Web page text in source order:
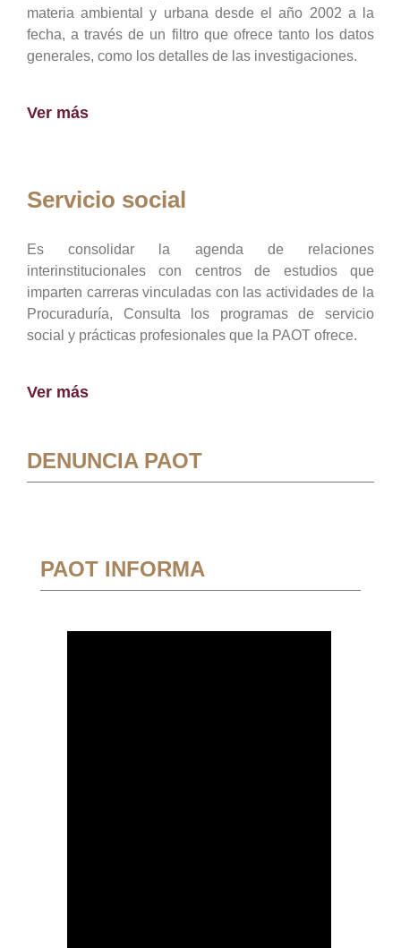
materia ambiental y urbana desde el año 2002 a la
fecha, a través de un filtro que ofrece tanto los datos
generales, como los detalles de las investigaciones.
Ver más
Servicio social
Es consolidar la agenda de relaciones
interinstitucionales con centros de estudios que
imparten carreras vinculadas con las actividades de la
Procuraduría, Consulta los programas de servicio
social y prácticas profesionales que la PAOT ofrece.
Ver más
DENUNCIA PAOT
PAOT INFORMA